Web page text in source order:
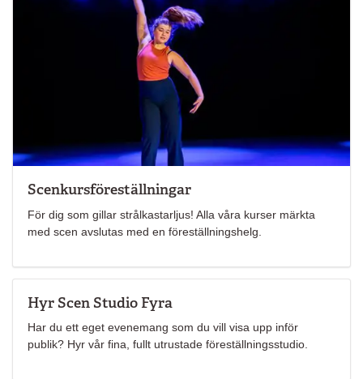
Scenkursföreställningar
För dig som gillar strålkastarljus! Alla våra kurser märkta
med scen avslutas med en föreställningshelg.
Hyr Scen Studio Fyra
Har du ett eget evenemang som du vill visa upp inför
publik? Hyr vår fina, fullt utrustade föreställningsstudio.